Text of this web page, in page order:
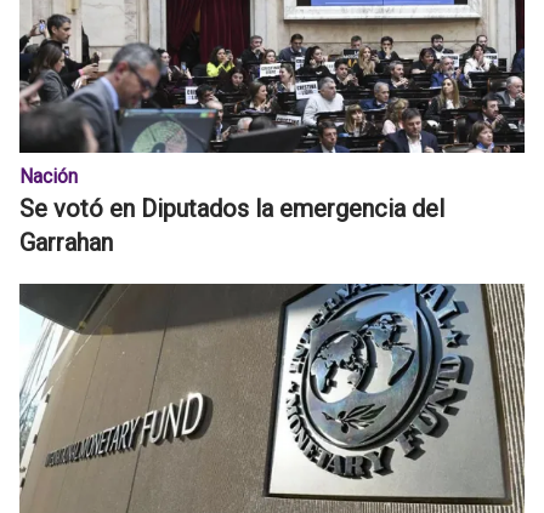
Nación
Se votó en Diputados la emergencia del
Garrahan